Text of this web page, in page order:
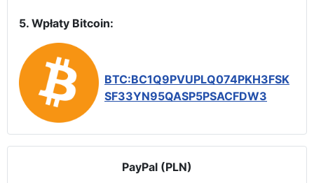
5. Wpłaty Bitcoin:
BTC:BC1Q9PVUPLQ074PKH3FSK
SF33YN95QASP5PSACFDW3
PayPal (PLN)